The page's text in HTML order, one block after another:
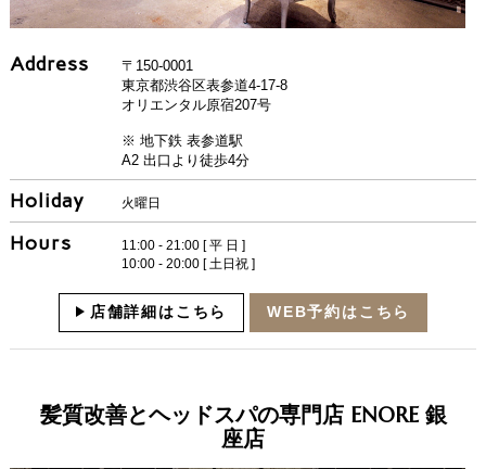
Address
〒150-0001
東京都渋谷区表参道4-17-8
オリエンタル原宿207号
※ 地下鉄 表参道駅
A2 出口より徒歩4分
Holiday 火曜日
Hours
11:00 - 21:00 [ 平 日 ]
10:00 - 20:00 [ 土日祝 ]
店舗詳細はこちら WEB予約はこちら
髪質改善とヘッドスパの専門店 ENORE 銀
座店